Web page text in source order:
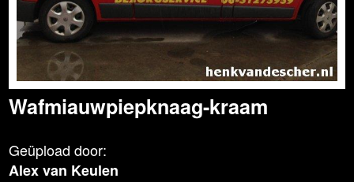
Wafmiauwpiepknaag-kraam
Geüpload door:
Alex van Keulen